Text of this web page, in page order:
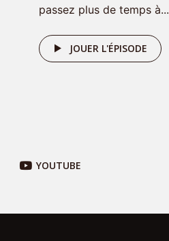
passez plus de temps à...
JOUER L'ÉPISODE
YOUTUBE